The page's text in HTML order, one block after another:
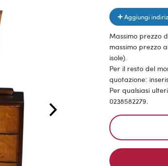
Aggiungi
Massimo prezzo
massimo prezzo
isole).
Per il resto del
quotazione:
Per qualsiasi
0238582279.